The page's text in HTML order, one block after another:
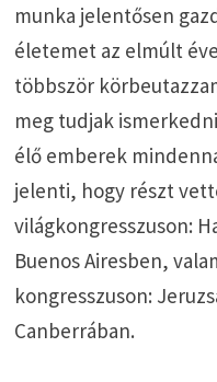
munka jelentősen
életemet az elmúlt
többször
meg tudjak
élő emberek
jelenti, hogy részt
világkongresszuson:
Buenos Airesben,
kongresszuson:
Canberrában.